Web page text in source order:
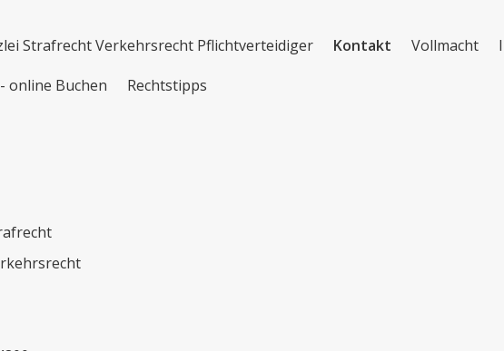
Strafrecht Verkehrsrecht Pflichtverteidiger Kontakt Vollmacht
online Buchen
Rechtstipps